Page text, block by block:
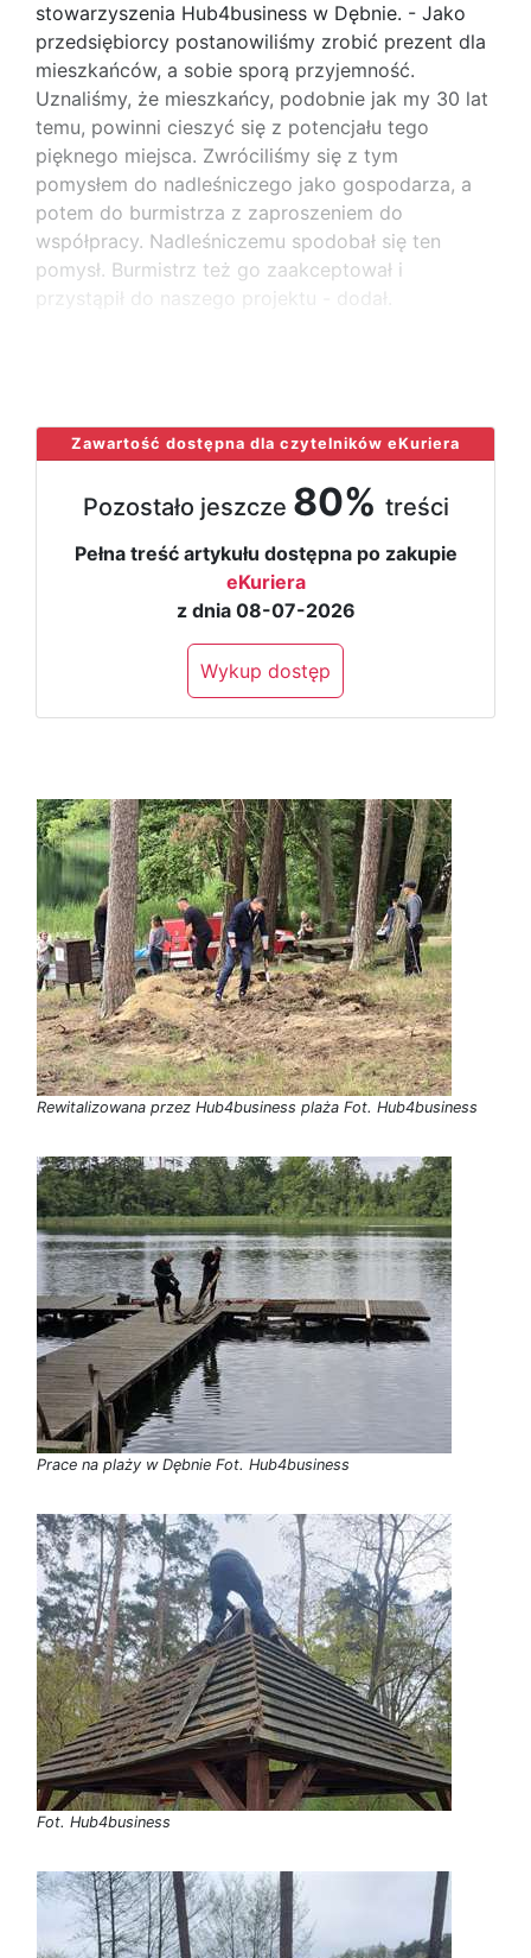
stowarzyszenia Hub4business w Dębnie. - Jako
przedsiębiorcy postanowiliśmy zrobić prezent dla
mieszkańców, a sobie sporą przyjemność.
Uznaliśmy, że mieszkańcy, podobnie jak my 30 lat
temu, powinni cieszyć się z potencjału tego
pięknego miejsca. Zwróciliśmy się z tym
pomysłem do nadleśniczego jako gospodarza, a
potem do burmistrza z zaproszeniem do
współpracy. Nadleśniczemu spodobał się ten
pomysł. Burmistrz też go zaakceptował i
przystąpił do naszego projektu - dodał.
Zawartość dostępna dla czytelników eKuriera
Pozostało jeszcze 80% treści
Pełna treść artykułu dostępna po zakupie
eKuriera
z dnia 08-07-2026
Wykup dostęp
Rewitalizowana przez Hub4business plaża Fot. Hub4business
Prace na plaży w Dębnie Fot. Hub4business
Fot. Hub4business